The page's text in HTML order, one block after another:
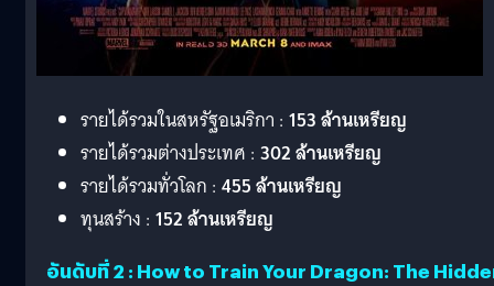
รายได้รวมในสหรัฐอเมริกา : 153 ล้านเหรียญ
รายได้รวมต่างประเทศ : 302 ล้านเหรียญ
รายได้รวมทั่วโลก : 455 ล้านเหรียญ
ทุนสร้าง : 152 ล้านเหรียญ
อันดับที่ 2 : How to Train Your Dragon: The